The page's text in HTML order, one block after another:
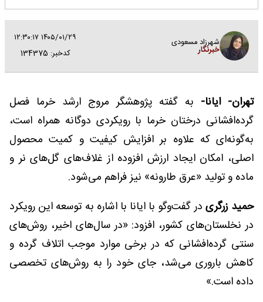
شهرزاد مسعودی
خبرنگار
۱۴۰۵/۰۱/۲۹ ۱۲:۳۰:۱۷
کدخبر: 134375
تهران- ایانا- به گفته پژوهشگر مروج ارشد خرما فصل
گرده‌افشانی درختان خرما با رویکردی دوگانه همراه است،
به‌گونه‌ای که علاوه بر افزایش کیفیت و کمیت محصول
اصلی، امکان ایجاد ارزش افزوده از غلاف‌های گل‌های نر و
ماده و تولید «عرق طارونه» نیز فراهم می‌شود.
حمید زرگری در گفت‌و‌گو با ایانا با اشاره به توسعه این رویکرد
در نخلستان‌های کشور، افزود: «در سال‌های اخیر، روش‌های
سنتی گرده‌افشانی که در برخی موارد موجب اتلاف گرده و
کاهش باروری می‌شد، جای خود را به روش‌های تخصصی
داده است.»